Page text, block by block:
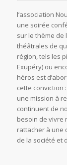
l’association
une soirée
sur le thème de
théâtrales de
région, tels les
Exupéry) ou
héros est
cette conviction
une mission à
continuent de
besoin de vivre
rattacher à une
de la société et